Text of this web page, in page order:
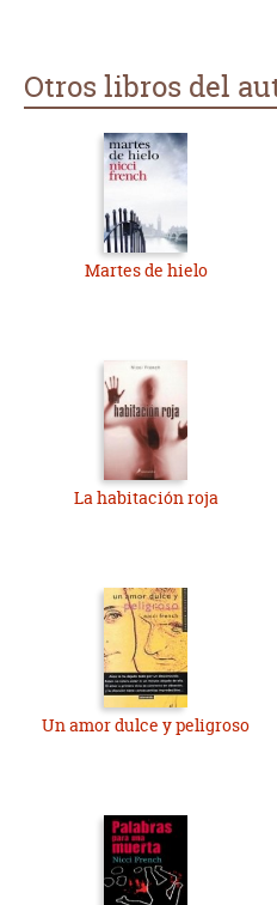
Otros libros del
Martes de hielo
La habitación roja
Un amor dulce y peligroso